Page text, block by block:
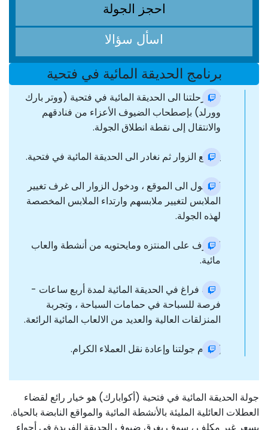
احجز الجولة
اسأل سؤالا
برنامج الحديقة المائية في فتحية
تبدأ رحلتنا الى الحديقة المائية في فتحية (ووتر بارك
وورلد) بإصطحاب الضيوف الأعزاء من فنادقهم
والانتقال إلى نقطة انطلاق الجولة.
يتجمع الزوار ثم نغادر الى الحديقة المائية في فتحية.
الوصول الى الموقع ، ودخول الزوار الى غرف تغيير
الملابس لتغيير ملابسهم وارتداء الملابس المخصصة
لهذه الجولة.
التعرف على المنتزه ومايحتويه من أنشطة والعاب
مائية.
وقت فراغ في الحديقة المائية لمدة أربع ساعات -
فرصة للسباحة في حمامات السباحة ، وتجربة
المنزلقات العالية والعديد من الالعاب المائية الرائعة.
إختتام جولتنا وإعادة نقل العملاء الكرام.
جولة الحديقة المائية في فتحية (أكوابارك) هو خيار رائع لقضاء
العطلات العائلية المليئة بالأنشطة المائية والمواقع النابضة بالحياة.